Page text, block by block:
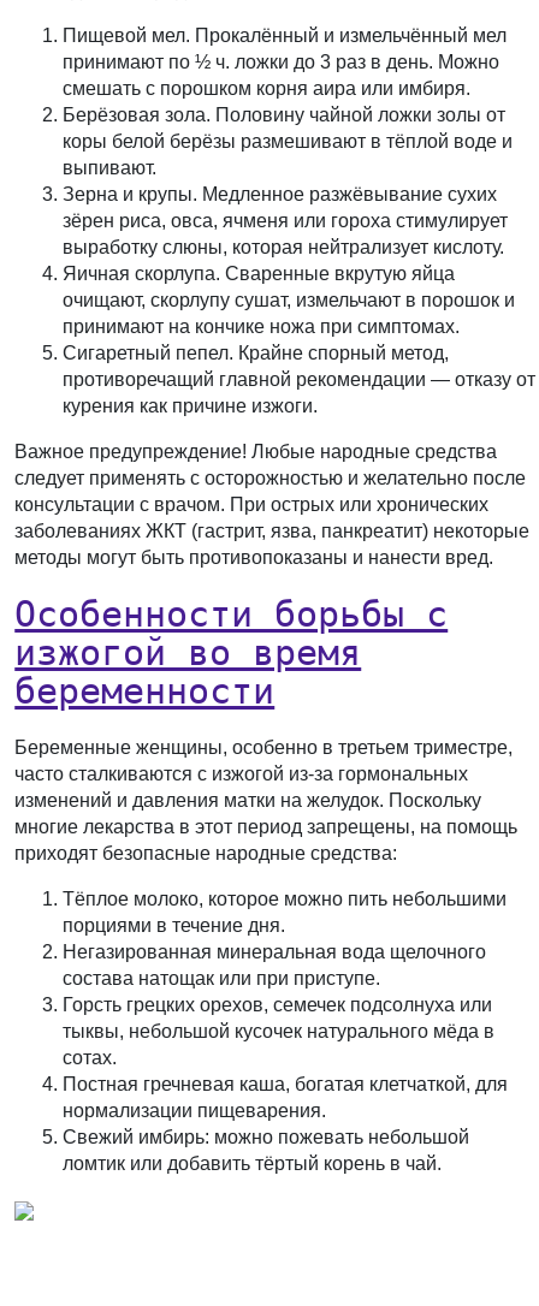
Пищевой мел. Прокалённый и измельчённый мел
принимают по ½ ч. ложки до 3 раз в день. Можно
смешать с порошком корня аира или имбиря.
Берёзовая зола. Половину чайной ложки золы от
коры белой берёзы размешивают в тёплой воде и
выпивают.
Зерна и крупы. Медленное разжёвывание сухих
зёрен риса, овса, ячменя или гороха стимулирует
выработку слюны, которая нейтрализует кислоту.
Яичная скорлупа. Сваренные вкрутую яйца
очищают, скорлупу сушат, измельчают в порошок и
принимают на кончике ножа при симптомах.
Сигаретный пепел. Крайне спорный метод,
противоречащий главной рекомендации — отказу от
курения как причине изжоги.
Важное предупреждение! Любые народные средства
следует применять с осторожностью и желательно после
консультации с врачом. При острых или хронических
заболеваниях ЖКТ (гастрит, язва, панкреатит) некоторые
методы могут быть противопоказаны и нанести вред.
Особенности борьбы с
изжогой во время
беременности
Беременные женщины, особенно в третьем триместре,
часто сталкиваются с изжогой из-за гормональных
изменений и давления матки на желудок. Поскольку
многие лекарства в этот период запрещены, на помощь
приходят безопасные народные средства:
Тёплое молоко, которое можно пить небольшими
порциями в течение дня.
Негазированная минеральная вода щелочного
состава натощак или при приступе.
Горсть грецких орехов, семечек подсолнуха или
тыквы, небольшой кусочек натурального мёда в
сотах.
Постная гречневая каша, богатая клетчаткой, для
нормализации пищеварения.
Свежий имбирь: можно пожевать небольшой
ломтик или добавить тёртый корень в чай.